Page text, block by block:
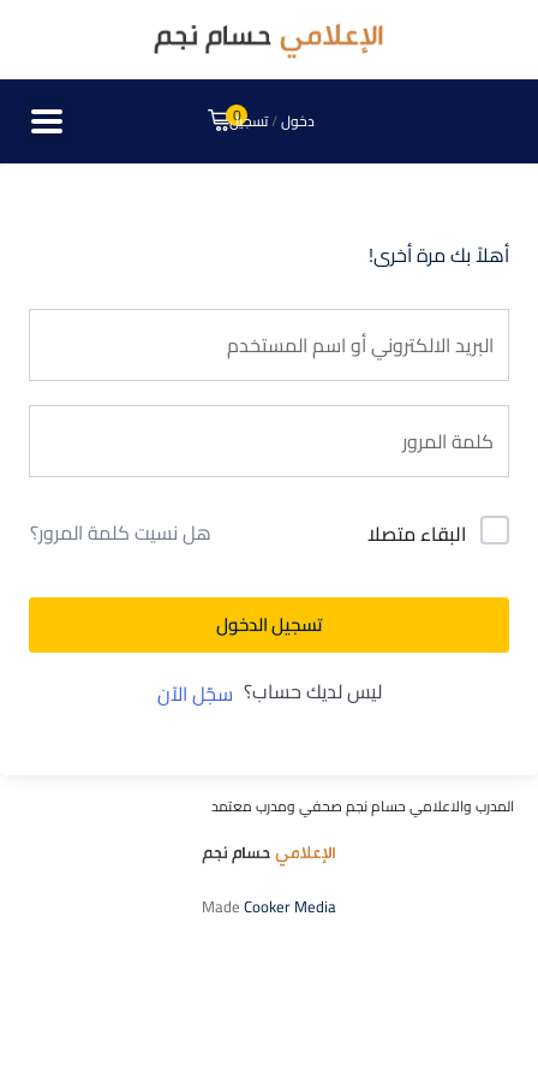
0 دخول/تسجيل
أهلاً بك مرة أخرى!
البقاء متصلا هل نسيت كلمة المرور؟
تسجيل الدخول
ليس لديك حساب؟ سجّل الآن
المدرب والاعلامي حسام نجم صحفي ومدرب معتمد
MadeCooker Media